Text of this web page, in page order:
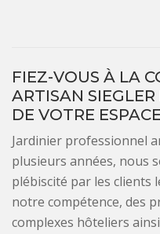
FIEZ-VOUS À LA
ARTISAN SIEGLER
DE VOTRE
Jardinier professionnel
plusieurs années, nous
plébiscité par les clients
notre compétence, des
complexes hôteliers